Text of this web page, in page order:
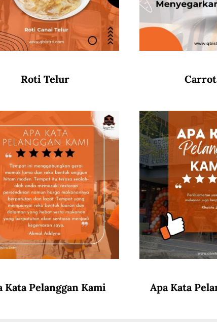
Roti Telur
Kata Pelanggan Kami Apa Kata